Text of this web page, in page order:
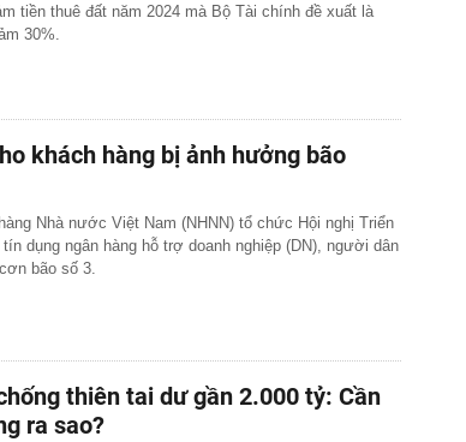
tiền thuê đất năm 2024 mà Bộ Tài chính đề xuất là
30%.
khách hàng bị ảnh hưởng bão
Nhà nước Việt Nam (NHNN) tổ chức Hội nghị Triển
dụng ngân hàng hỗ trợ doanh nghiệp (DN), người dân
bão số 3.
thiên tai dư gần 2.000 tỷ: Cần
ra sao?